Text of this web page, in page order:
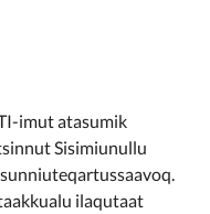
imut atasumik
Sisimiunullu
ilaqutaat